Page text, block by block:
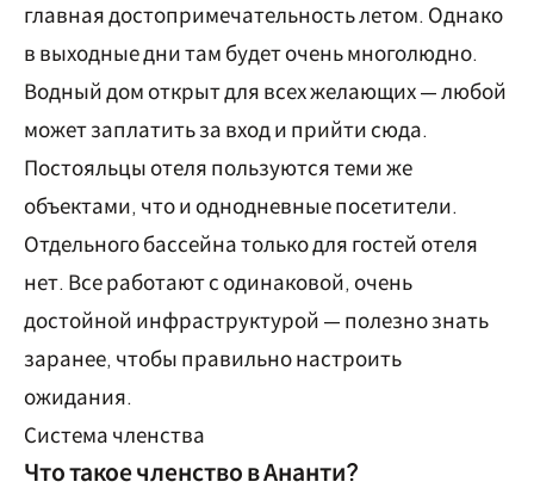
главная достопримечательность летом. Однако
в выходные дни там будет очень многолюдно.
Водный дом открыт для всех желающих — любой
может заплатить за вход и прийти сюда.
Постояльцы отеля пользуются теми же
объектами, что и однодневные посетители.
Отдельного бассейна только для гостей отеля
нет. Все работают с одинаковой, очень
достойной инфраструктурой — полезно знать
заранее, чтобы правильно настроить
ожидания.
Система членства
Что такое членство в Ананти?